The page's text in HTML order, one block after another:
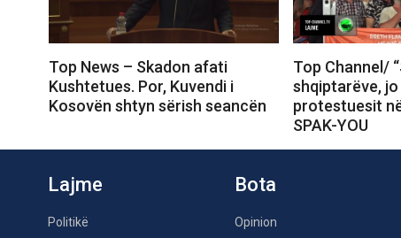
Top News – Skadon afati
Kushtetues. Por, Kuvendi i
Kosovën shtyn sërish seancën
Top Channel/
shqiptarëve,
protestuesit
SPAK-YOU
Lajme
Politikë
Bota
Opinion